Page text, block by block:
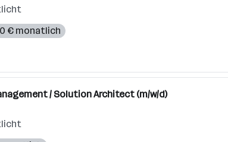
€ monatlich
/ Solution Architect (m/w/d)